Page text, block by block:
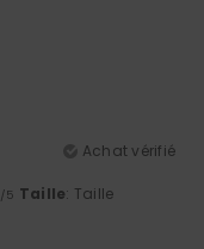
Achat vérifié
/5 Taille: Taille